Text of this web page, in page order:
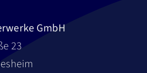
GmbH
23